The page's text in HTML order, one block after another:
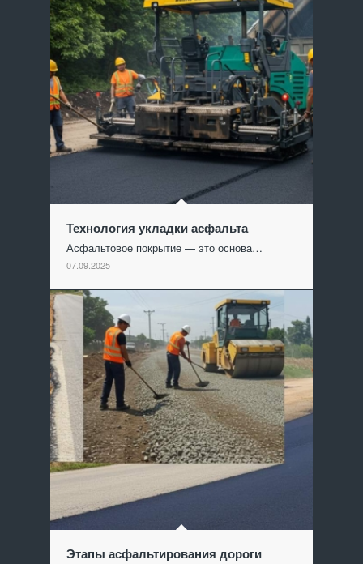
Технология укладки асфальта
Асфальтовое покрытие — это основа…
07.09.2025
Этапы асфальтирования дороги